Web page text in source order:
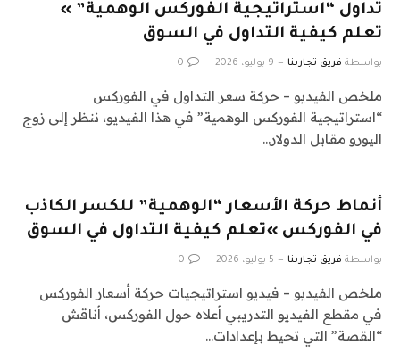
تداول “استراتيجية الفوركس الوهمية” »
تعلم كيفية التداول في السوق
بواسطة فريق تجاربنا 9 يوليو، 2026 0
ملخص الفيديو – حركة سعر التداول في الفوركس
“استراتيجية الفوركس الوهمية” في هذا الفيديو، ننظر إلى زوج
اليورو مقابل الدولار…
أنماط حركة الأسعار “الوهمية” للكسر الكاذب
في الفوركس »تعلم كيفية التداول في السوق
بواسطة فريق تجاربنا 5 يوليو، 2026 0
ملخص الفيديو – فيديو استراتيجيات حركة أسعار الفوركس
في مقطع الفيديو التدريبي أعلاه حول الفوركس، أناقش
“القصة” التي تحيط بإعدادات…